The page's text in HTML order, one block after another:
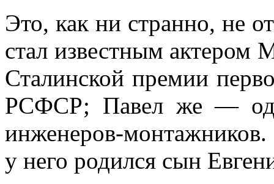
Это, как ни странно, не
стал известным актером
Сталинской премии
РСФСР; Павел же —
инженеров-
у него родился сын